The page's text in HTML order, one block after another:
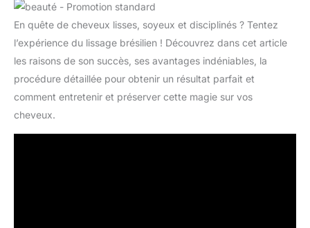
En quête de cheveux lisses, soyeux et disciplinés ? Tentez
l’expérience du lissage brésilien ! Découvrez dans cet article
les raisons de son succès, ses avantages indéniables, la
procédure détaillée pour obtenir un résultat parfait et
comment entretenir et préserver cette magie sur vos
cheveux.